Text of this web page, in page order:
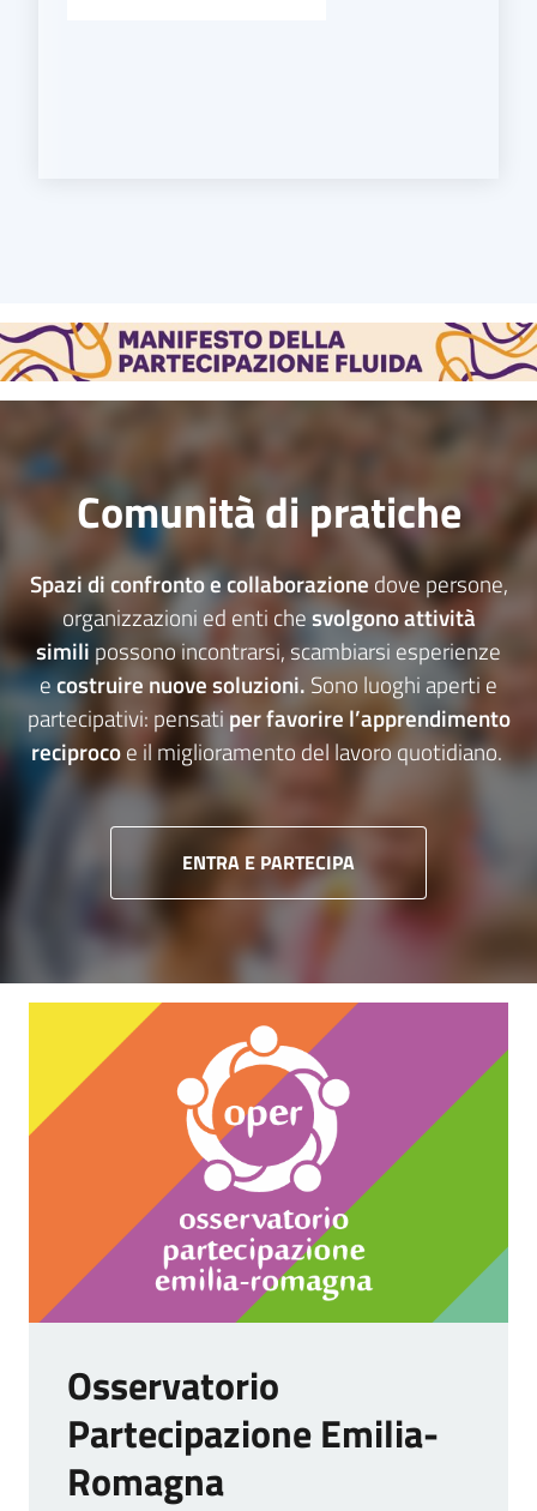
Comunità di pratiche
Spazi di confronto e collaborazione dove persone,
organizzazioni ed enti chesvolgono attività
simili possono incontrarsi, scambiarsi esperienze
ecostruire nuove soluzioni. Sono luoghi aperti e
partecipativi: pensatiper favorire l’apprendimento
reciprocoe il miglioramento del lavoro quotidiano.
ENTRA E PARTECIPA
Osservatorio
Partecipazione Emilia-
Romagna